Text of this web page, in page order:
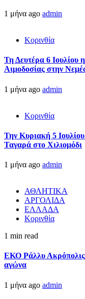
1 μήνα ago admin
Κορινθία
Τη Δευτέρα 6 Ιουλίου
Αιμοδοσίας στην
1 μήνα ago admin
Κορινθία
Την Κυριακή 5
Ταγαρά στο Χιλιομόδι
1 μήνα ago admin
ΑΘΛΗΤΙΚΑ
ΑΡΓΟΛΙΔΑ
ΕΛΛΑΔΑ
Κορινθία
1 min read
ΕΚΟ Ράλλυ Ακρόπολις
αγώνα
1 μήνα ago admin